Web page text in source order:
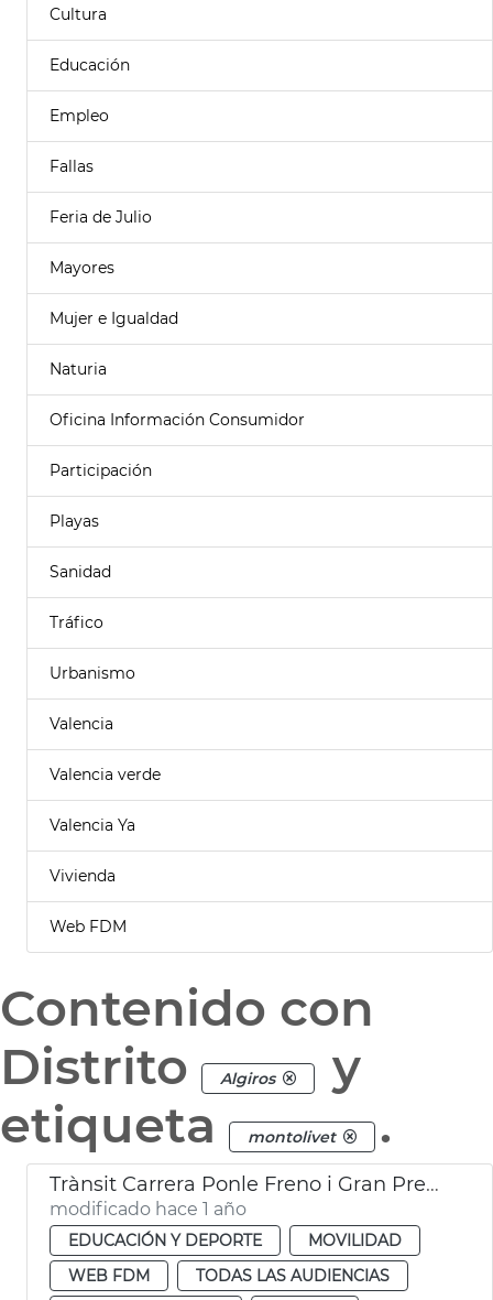
Cultura
Educación
Empleo
Fallas
Feria de Julio
Mayores
Mujer e Igualdad
Naturia
Oficina Información Consumidor
Participación
Playas
Sanidad
Tráfico
Urbanismo
Valencia
Valencia verde
Valencia Ya
Vivienda
Web FDM
Contenido con
Distrito
Algiros
y
etiqueta
montolivet .
Trànsit Carrera Ponle Freno i Gran Premi Ciclisme València
modificado hace 1 año
EDUCACIÓN Y DEPORTE
MOVILIDAD
WEB FDM
TODAS LAS AUDIENCIAS